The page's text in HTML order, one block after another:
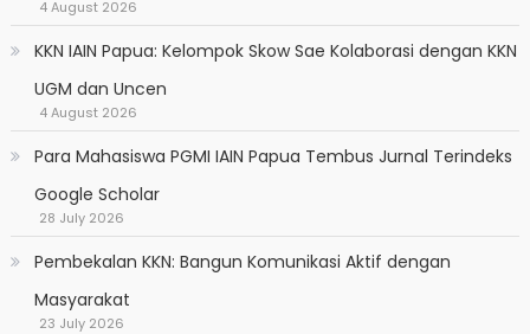
4 August 2026
KKN IAIN Papua: Kelompok Skow Sae Kolaborasi dengan KKN
UGM dan Uncen
4 August 2026
Para Mahasiswa PGMI IAIN Papua Tembus Jurnal Terindeks
Google Scholar
28 July 2026
Pembekalan KKN: Bangun Komunikasi Aktif dengan
Masyarakat
23 July 2026